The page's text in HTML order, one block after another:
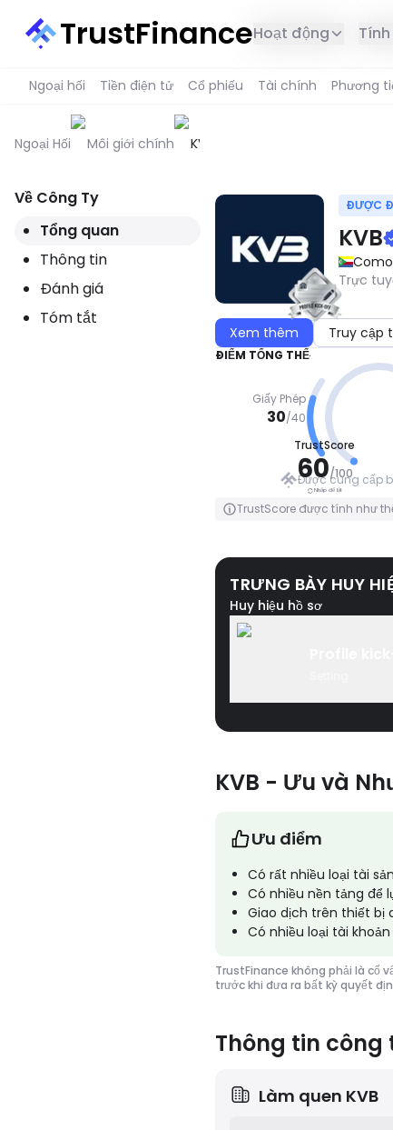
TrustFinanceHoạt động
Ngoại hối Tiền điện tử Cổ phiếu Tài chính Phương
Ngoại Hối Môi giới chính KVB
Về Công Ty
Tổng quan
Thông tin
Đánh giá
Tóm tắt
ĐƯỢC
KVB
Trực
Xem thêm Truy cập
ĐIỂM TỔNG THỂ
Giấy Phép
30/40
TrustScore
60/100
Nhấp để lật
TỐT
Nhấp để lật
Được cung cấp
TrustScore được tính như
TRƯNG BÀY HUY
Huy hiệu hồ sơ
KVB - Ưu và
Ưu điểm
Có rất nhiều loại tài
Có nhiều nền tảng để
Giao dịch trên thiết bị
Có nhiều loại tài
TrustFinance không phải là cố
trước khi đưa ra bất kỳ quyết
Thông tin công
Làm quen KVB